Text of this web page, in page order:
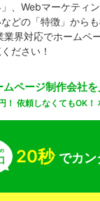
、Webマーケティ
どの「特徴」から
界対応でホームペ
ださい！
ムページ制作会社
！ 依頼しなくてもOK！
20秒 でカン